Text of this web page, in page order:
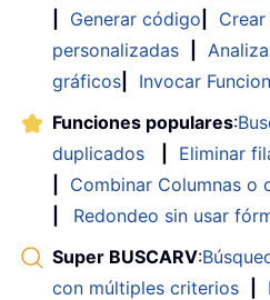
Generar código
personalizadas
gráficos
Invocar
Funciones populares:
duplicados
Eliminar
Combinar Columnas o
Redondeo sin usar
Super BUSCARV:
con múltiples criterios